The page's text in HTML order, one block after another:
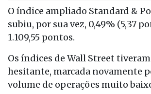
O índice ampliado Standard &
subiu, por sua vez, 0,49% (5,37
1.109,55 pontos.
Os índices de Wall Street
hesitante, marcada novamente
volume de operações muito